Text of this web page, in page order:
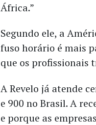
África.”
Segundo ele, a
fuso horário é mais
que os profissionais
A Revelo já atende
e 900 no Brasil. A
e porque as